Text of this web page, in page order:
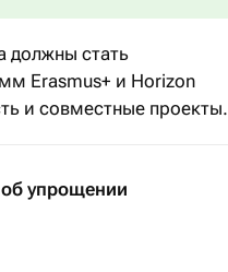
должны стать
Erasmus+ и Horizon
и совместные проекты.
упрощении